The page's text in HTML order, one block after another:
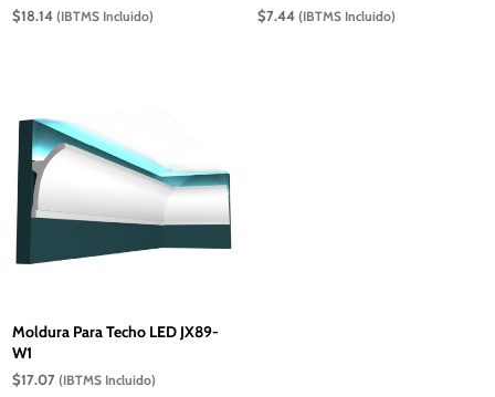
$18.14 (IBTMS Incluido) $7.44 (IBTMS Incluido)
Moldura Para Techo LED JX89-
W1
$17.07 (IBTMS Incluido)